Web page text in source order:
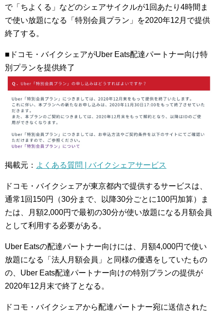
で「ちよくる」などのシェアサイクルが1回あたり4時間ま
で使い放題になる「特別会員プラン」を2020年12月で提供
終了する。
■ドコモ・バイクシェアがUber Eats配達パートナー向け特
別プランを提供終了
掲載元： よくある質問 | バイクシェアサービス
ドコモ・バイクシェアが東京都内で提供するサービスは、
通常1回150円（30分まで、以降30分ごとに100円加算）ま
たは、月額2,000円で最初の30分が使い放題になる月額会員
として利用する必要がある。
Uber Eatsの配達パートナー向けには、月額4,000円で使い
放題になる「法人月額会員」と同様の優遇をしていたもの
の、Uber Eats配達パートナー向けの特別プランの提供が
2020年12月末で終了となる。
ドコモ・バイクシェアから配達パートナー宛に送信された